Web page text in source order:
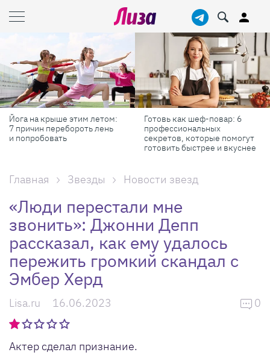
Йога на крыше этим летом:
7 причин перебороть лень
и попробовать
Готовь как шеф-повар: 6
профессиональных
секретов, которые помогут
готовить быстрее и вкуснее
Главная Звезды Новости звезд
«Люди перестали мне
звонить»: Джонни Депп
рассказал, как ему удалось
пережить громкий скандал с
Эмбер Херд
Lisa.ru 16.06.2023 0
Актер сделал признание.